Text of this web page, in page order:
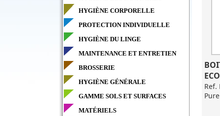
HYGIÈNE CORPORELLE
PROTECTION INDIVIDUELLE
HYGIÈNE DU LINGE
MAINTENANCE ET ENTRETIEN
BROSSERIE
HYGIÈNE GÉNÉRALE
GAMME SOLS ET SURFACES
MATÉRIELS
Ref.